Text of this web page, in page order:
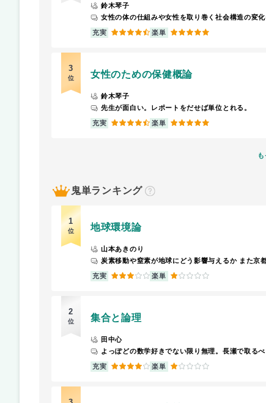
鈴木琴子
充実 4.5 楽単 5
3
位 女性のための保健概論
鈴木琴子
先生が面白い。レポートをだせば単位とれる。
充実 4.5 楽単 5
鬼単ランキング
？
1
位 地球環境論
山本あきのり
充実 3 楽単 1
2
位 集合と論理
田中心
よっぽどの数学好きでない限り無理。長瀬で取るべ
充実 4 楽単 1